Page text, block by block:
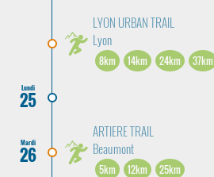
LYON URBAN TRAIL
Lyon
8km 14km 24km 37km
Lundi
25
Mardi
26
ARTIERE TRAIL
Beaumont
5km 12km 25km